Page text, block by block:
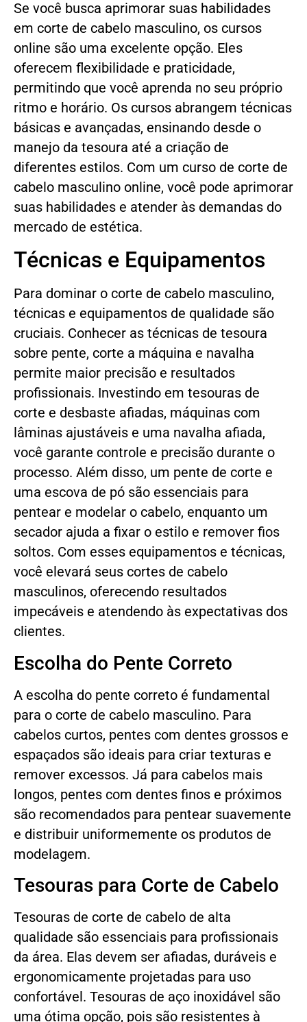
Se você busca aprimorar suas habilidades
em corte de cabelo masculino, os cursos
online são uma excelente opção. Eles
oferecem flexibilidade e praticidade,
permitindo que você aprenda no seu próprio
ritmo e horário. Os cursos abrangem técnicas
básicas e avançadas, ensinando desde o
manejo da tesoura até a criação de
diferentes estilos. Com um curso de corte de
cabelo masculino online, você pode aprimorar
suas habilidades e atender às demandas do
mercado de estética.
Técnicas e Equipamentos
Para dominar o corte de cabelo masculino,
técnicas e equipamentos de qualidade são
cruciais. Conhecer as técnicas de tesoura
sobre pente, corte a máquina e navalha
permite maior precisão e resultados
profissionais. Investindo em tesouras de
corte e desbaste afiadas, máquinas com
lâminas ajustáveis e uma navalha afiada,
você garante controle e precisão durante o
processo. Além disso, um pente de corte e
uma escova de pó são essenciais para
pentear e modelar o cabelo, enquanto um
secador ajuda a fixar o estilo e remover fios
soltos. Com esses equipamentos e técnicas,
você elevará seus cortes de cabelo
masculinos, oferecendo resultados
impecáveis e atendendo às expectativas dos
clientes.
Escolha do Pente Correto
A escolha do pente correto é fundamental
para o corte de cabelo masculino. Para
cabelos curtos, pentes com dentes grossos e
espaçados são ideais para criar texturas e
remover excessos. Já para cabelos mais
longos, pentes com dentes finos e próximos
são recomendados para pentear suavemente
e distribuir uniformemente os produtos de
modelagem.
Tesouras para Corte de Cabelo
Tesouras de corte de cabelo de alta
qualidade são essenciais para profissionais
da área. Elas devem ser afiadas, duráveis e
ergonomicamente projetadas para uso
confortável. Tesouras de aço inoxidável são
uma ótima opção, pois são resistentes à